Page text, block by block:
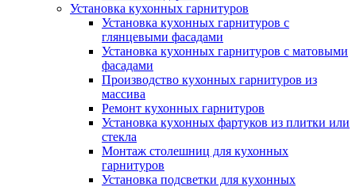
Установка кухонных гарнитуров
Установка кухонных гарнитуров с
глянцевыми фасадами
Установка кухонных гарнитуров с матовыми
фасадами
Производство кухонных гарнитуров из
массива
Ремонт кухонных гарнитуров
Установка кухонных фартуков из плитки или
стекла
Монтаж столешниц для кухонных
гарнитуров
Установка подсветки для кухонных